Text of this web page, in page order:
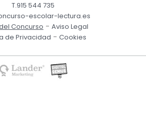
T.915 544 735
escolar-lectura.es
Concurso - Aviso Legal
de Privacidad - Cookies